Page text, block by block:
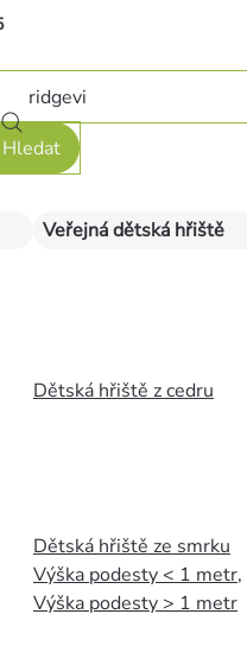
Hledat
Veřejná dětská hřiště
Dětská hřiště z cedru
Dětská hřiště ze smrku
Výška podesty < 1 metr,
Výška podesty > 1 metr